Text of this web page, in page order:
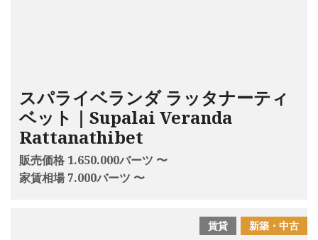
スパライベランダ ラッタナーティ
ベット｜Supalai Veranda
Rattanathibet
販売価格 1.650.000バーツ 〜
家賃相場 7.000バーツ 〜
新築・中古
賃貸